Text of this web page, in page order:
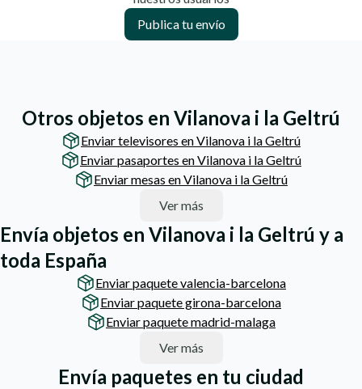
Publica tu envío
Otros objetos en Vilanova i la Geltrú
Enviar televisores en Vilanova i la Geltrú
Enviar pasaportes en Vilanova i la Geltrú
Enviar mesas en Vilanova i la Geltrú
Ver más
Envía objetos en Vilanova i la Geltrú y a
toda España
Enviar paquete valencia-barcelona
Enviar paquete girona-barcelona
Enviar paquete madrid-malaga
Ver más
Envía paquetes en tu ciudad